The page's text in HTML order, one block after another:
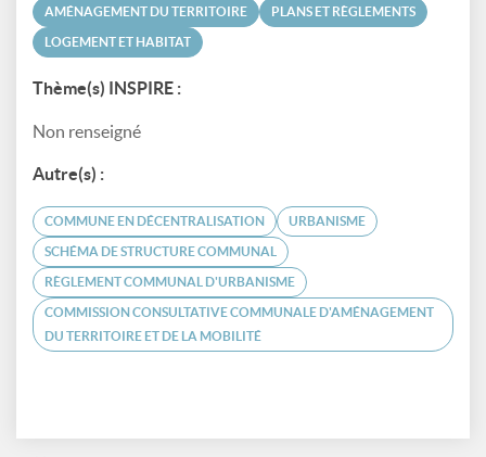
AMÉNAGEMENT DU TERRITOIRE PLANS ET RÈGLEMENTS
LOGEMENT ET HABITAT
Thème(s) INSPIRE :
Non renseigné
Autre(s) :
COMMUNE EN DÉCENTRALISATION URBANISME
SCHÉMA DE STRUCTURE COMMUNAL
RÈGLEMENT COMMUNAL D'URBANISME
COMMISSION CONSULTATIVE COMMUNALE D'AMÉNAGEMENT
DU TERRITOIRE ET DE LA MOBILITÉ